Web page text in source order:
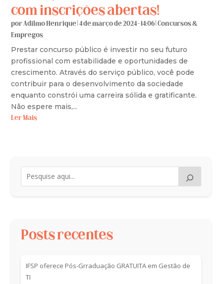
com inscrições abertas!
porAdilmo Henrique |4 de março de 2024 - 14:06 |Concursos &
Empregos
Prestar concurso público é investir no seu futuro
profissional com estabilidade e oportunidades de
crescimento. Através do serviço público, você pode
contribuir para o desenvolvimento da sociedade
enquanto constrói uma carreira sólida e gratificante.
Não espere mais,...
Ler Mais
Posts recentes
IFSP oferece Pós-Grraduação GRATUITA em Gestão de
TI